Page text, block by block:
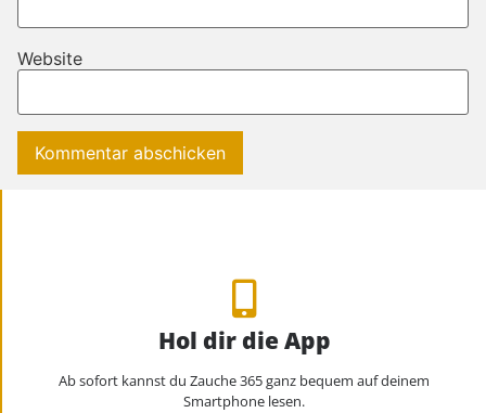
Website
Hol dir die App
Ab sofort kannst du Zauche 365 ganz bequem auf deinem
Smartphone lesen.